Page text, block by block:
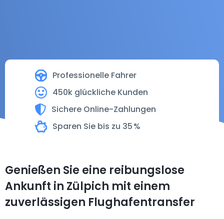
Professionelle Fahrer
450k glückliche Kunden
Sichere Online-Zahlungen
Sparen Sie bis zu 35 %
Genießen Sie eine reibungslose
Ankunft in Zülpich mit einem
zuverlässigen Flughafentransfer